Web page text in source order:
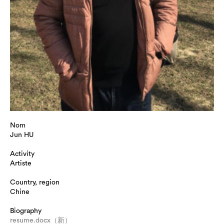
Nom
Jun HU
Activity
Artiste
Country, region
Chine
Biography
resume.docx（新）